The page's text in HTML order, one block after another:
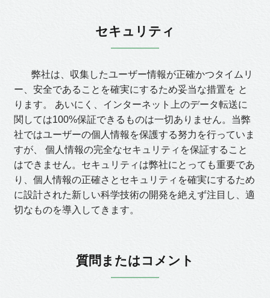
セキュリティ
弊社は、収集したユーザー情報が正確かつタイムリ
ー、安全であることを確実にするため妥当な措置を と
ります。 あいにく、インターネット上のデータ転送に
関しては100%保証できるものは一切ありません。当弊
社ではユーザーの個人情報を保護する努力を行っていま
すが、 個人情報の完全なセキュリティを保証すること
はできません。セキュリティは弊社にとっても重要であ
り、個人情報の正確さとセキュリティを確実にするため
に設計された新しい科学技術の開発を絶えず注目し、適
切なものを導入してきます。
質問またはコメント